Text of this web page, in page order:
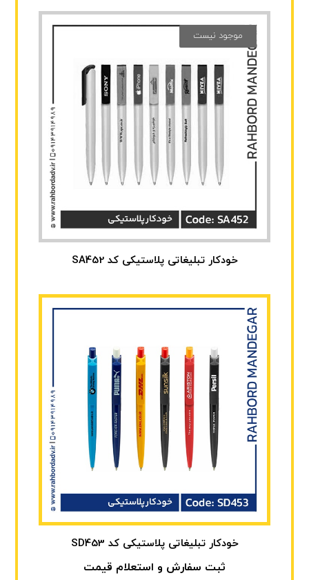
خودکار تبلیغاتی پلاستیکی کد SA452
موجود نیست
خودکار تبلیغاتی پلاستیکی کد SD453
ثبت سفارش و استعلام قیمت